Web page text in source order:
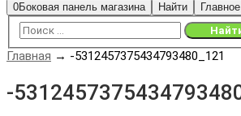
0Боковая панель магазина Найти
Главная → -5312457375434793480_121
-